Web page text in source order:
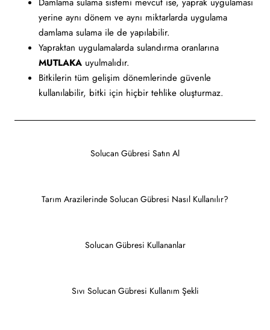
yerine aynı dönem ve aynı miktarlarda uygulama
damlama sulama ile de yapılabilir.
Yapraktan uygulamalarda sulandırma oranlarına
MUTLAKA uyulmalıdır.
Bitkilerin tüm gelişim dönemlerinde güvenle
kullanılabilir, bitki için hiçbir tehlike oluşturmaz.
Solucan Gübresi Satın Al
Tarım Arazilerinde Solucan Gübresi Nasıl Kullanılır?
Solucan Gübresi Kullananlar
Sıvı Solucan Gübresi Kullanım Şekli